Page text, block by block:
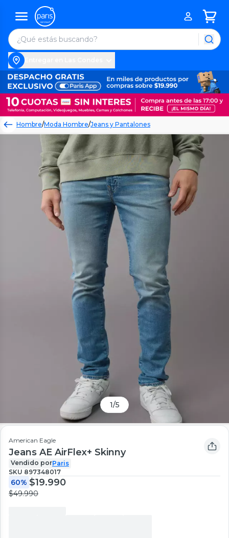
Hombre/Moda Hombre/Jeans y Pantalones
1/5
American Eagle
Jeans AE AirFlex+ Skinny
Vendido porParis
SKU 897348017
60% $19.990
$49.990